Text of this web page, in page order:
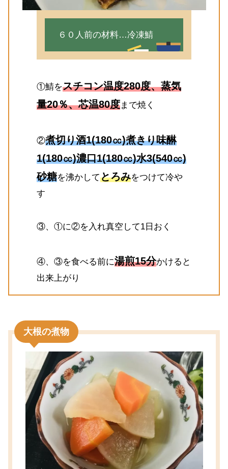
６０人前の材料…冷凍鯖
①鯖をスチコン温度280度、蒸気
量20％、芯温80度まで焼く
②煮切り酒1(180㏄)煮きり味醂
1(180㏄)濃口1(180㏄)水3(540㏄)
砂糖を沸かしてとろみをつけて冷や
す
③、①に②を入れ真空して1日おく
④、③を食べる前に湯煎15分かけると
出来上がり
大根の煮物